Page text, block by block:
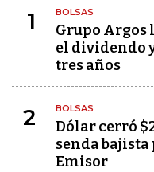
1 BOLSAS
Grupo
el dividendo
tres años
2 BOLSAS
Dólar cerró
senda bajista
Emisor